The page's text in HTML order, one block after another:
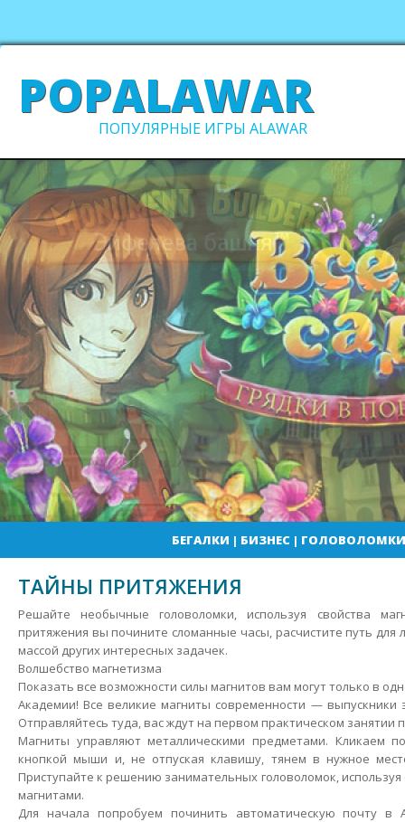
POPALAWAR
ПОПУЛЯРНЫЕ ИГРЫ ALAWAR
БЕГАЛКИ | БИЗНЕС| ГОЛОВОЛОМКИ
ТАЙНЫ ПРИТЯЖЕНИЯ
Решайте необычные головоломки, используя свойства
притяжения вы почините сломанные часы, расчистите путь для
массой других интересных задачек.
Волшебство магнетизма
Показать все возможности силы магнитов вам могут только в
Академии! Все великие магниты современности — выпускники
Отправляйтесь туда, вас ждут на первом практическом занятии
Магниты управляют металлическими предметами. Кликаем
кнопкой мыши и, не отпуская клавишу, тянем в нужное
Приступайте к решению занимательных головоломок, используя
магнитами.
Для начала попробуем починить автоматическую почту в